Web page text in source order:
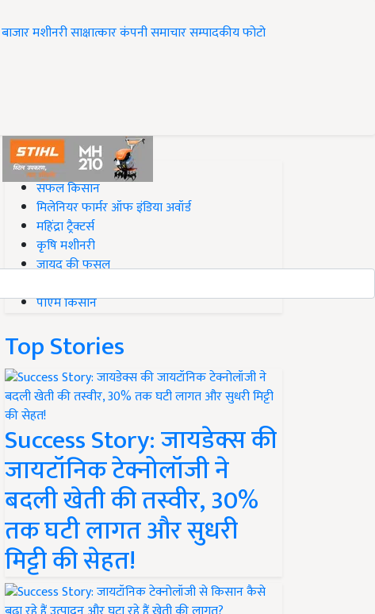
बाजारमशीनरीसाक्षात्कारकंपनी समाचारसम्पादकीयफोटो
#Top on Krishi Jagran
सफल किसान
मिलेनियर फार्मर ऑफ इंडिया अवॉर्ड
महिंद्रा ट्रैक्टर्स
कृषि मशीनरी
जायद की फसल
पीएम किसान
Top Stories
Success Story: जायडेक्स की
जायटॉनिक टेक्नोलॉजी ने
बदली खेती की तस्वीर, 30%
तक घटी लागत और सुधरी
मिट्टी की सेहत!